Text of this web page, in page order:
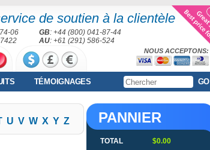
de soutien à la clientèle
06 GB: +44 (800) 041-87-44
AU: +61 (291) 586-524
NOUS ACCEPTONS:
TÉMOIGNAGES GO
U V W X Y Z PANNIER
TOTAL $0.00